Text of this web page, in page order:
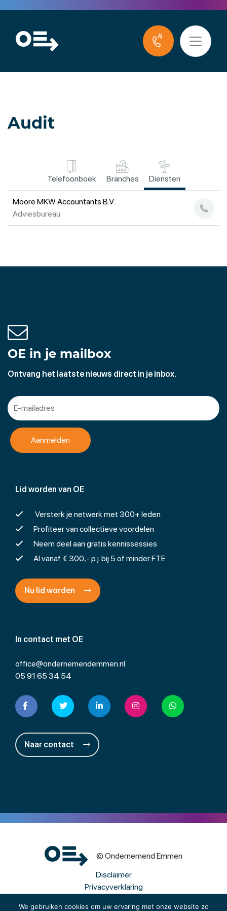
Audit
Telefoonboek Branches Diensten
Moore MKW Accountants B.V.
Adviesbureau
We gebruiken cookies om uw ervaring met onze website zo
In contact met OE
office@ondernemendemmen.nl
05 91 65 34 54
Naar contact
Lid worden van OE
Versterk je netwerk met 300+ leden
Profiteer van collectieve voordelen
Neem deel aan gratis kennissessies
Al vanaf € 300,- p.j. bij 5 of minder FTE
Nu lid worden
OE in je mailbox
Ontvang het laatste nieuws direct in je inbox.
© Ondernemend Emmen
Disclaimer
Privacyverklaring